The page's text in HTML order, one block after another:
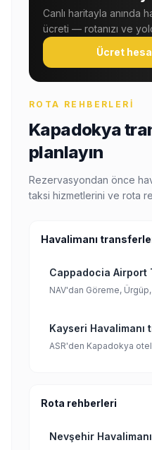
Canlı haritayla anında
ücreti — rotanızı ve
Ücret
ROTA REHBERLERI
Kapadokya
planlayın
Rezervasyondan önce
taksi hizmetlerini ve rota
Havalimanı
Cappadocia Airport
NAV'dan Göreme,
Kayseri Havalimanı
ASR'den Kapadokya
Rota rehberleri
Nevşehir